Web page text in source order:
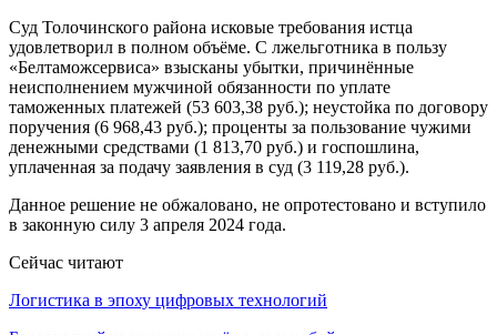
Суд Толочинского района исковые требования истца
удовлетворил в полном объёме. С лжельготника в пользу
«Белтаможсервиса» взысканы убытки, причинённые
неисполнением мужчиной обязанности по уплате
таможенных платежей (53 603,38 руб.); неустойка по договору
поручения (6 968,43 руб.); проценты за пользование чужими
денежными средствами (1 813,70 руб.) и госпошлина,
уплаченная за подачу заявления в суд (3 119,28 руб.).
Данное решение не обжаловано, не опротестовано и вступило
в законную силу 3 апреля 2024 года.
Сейчас читают
Логистика в эпоху цифровых технологий